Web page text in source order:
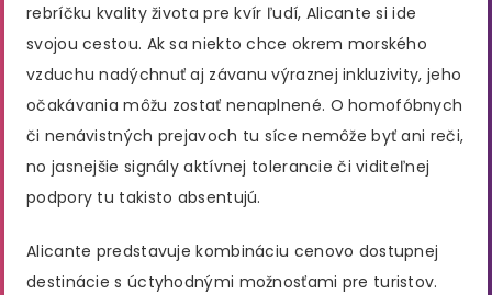
rebríčku kvality života pre kvír ľudí, Alicante si ide
svojou cestou. Ak sa niekto chce okrem morského
vzduchu nadýchnuť aj závanu výraznej inkluzivity, jeho
očakávania môžu zostať nenaplnené. O homofóbnych
či nenávistných prejavoch tu síce nemôže byť ani reči,
no jasnejšie signály aktívnej tolerancie či viditeľnej
podpory tu takisto absentujú.
Alicante predstavuje kombináciu cenovo dostupnej
destinácie s úctyhodnými možnosťami pre turistov.